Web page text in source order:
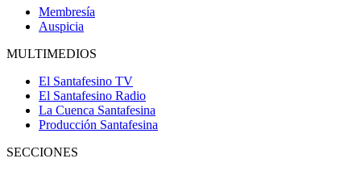
Membresía
Auspicia
MULTIMEDIOS
El Santafesino TV
El Santafesino Radio
La Cuenca Santafesina
Producción Santafesina
SECCIONES